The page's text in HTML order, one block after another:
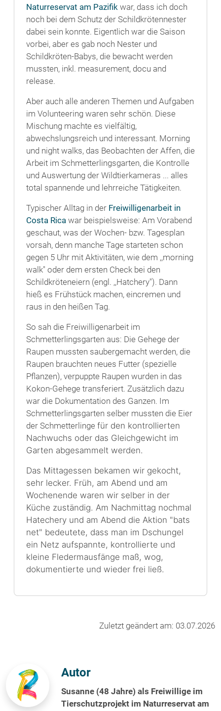
Naturreservat am Pazifik war, dass ich doch
noch bei dem Schutz der Schildkrötennester
dabei sein konnte. Eigentlich war die Saison
vorbei, aber es gab noch Nester und
Schildkröten-Babys, die bewacht werden
mussten, inkl. measurement, docu and
release.
Aber auch alle anderen Themen und Aufgaben
im Volunteering waren sehr schön. Diese
Mischung machte es vielfältig,
abwechslungsreich und interessant. Morning
und night walks, das Beobachten der Affen, die
Arbeit im Schmetterlingsgarten, die Kontrolle
und Auswertung der Wildtierkameras ... alles
total spannende und lehrreiche Tätigkeiten.
Typischer Alltag in der Freiwilligenarbeit in
Costa Rica war beispielsweise: Am Vorabend
geschaut, was der Wochen- bzw. Tagesplan
vorsah, denn manche Tage starteten schon
gegen 5 Uhr mit Aktivitäten, wie dem ,,morning
walk" oder dem ersten Check bei den
Schildkröteneiern (engl. ,,Hatchery"). Dann
hieß es Frühstück machen, eincremen und
raus in den heißen Tag.
So sah die Freiwilligenarbeit im
Schmetterlingsgarten aus: Die Gehege der
Raupen mussten saubergemacht werden, die
Raupen brauchten neues Futter (spezielle
Pflanzen), verpuppte Raupen wurden in das
Kokon-Gehege transferiert. Zusätzlich dazu
war die Dokumentation des Ganzen. Im
Schmetterlingsgarten selber mussten die Eier
der Schmetterlinge für den kontrollierten
Nachwuchs oder das Gleichgewicht im
Garten abgesammelt werden.
Das Mittagessen bekamen wir gekocht,
sehr lecker. Früh, am Abend und am
Wochenende waren wir selber in der
Küche zuständig. Am Nachmittag nochmal
Hatechery und am Abend die Aktion "bats
net" bedeutete, dass man im Dschungel
ein Netz aufspannte, kontrollierte und
kleine Fledermausfänge maß, wog,
dokumentierte und wieder frei ließ.
Zuletzt geändert am: 03.07.2026
Autor
Susanne (48 Jahre) als Freiwillige im
Tierschutzprojekt im Naturreservat am